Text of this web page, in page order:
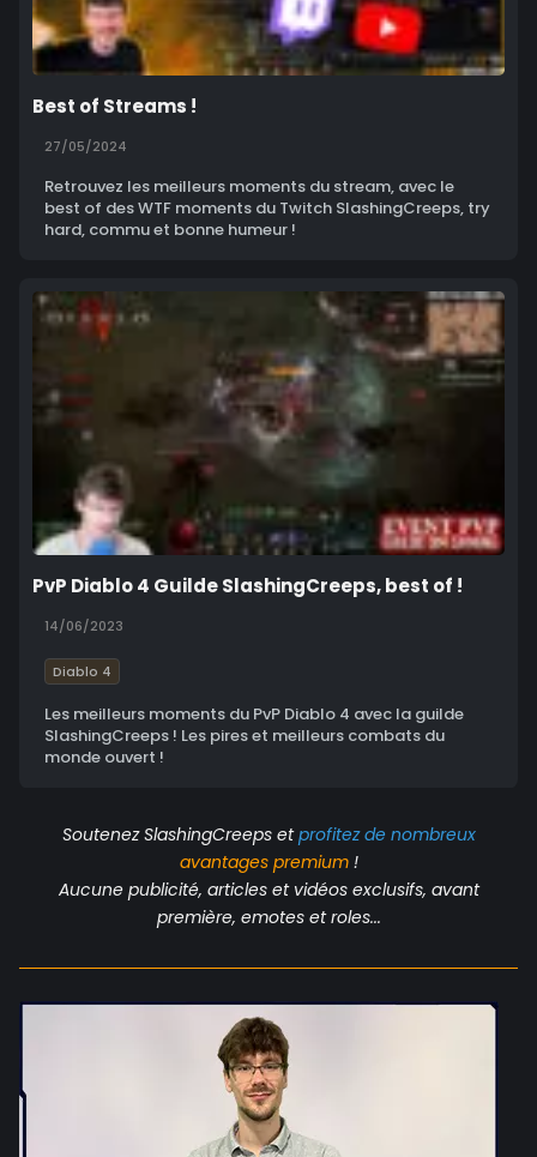
Best of Streams !
27/05/2024
Retrouvez les meilleurs moments du stream, avec le
best of des WTF moments du Twitch SlashingCreeps, try
hard, commu et bonne humeur !
PvP Diablo 4 Guilde SlashingCreeps, best of !
14/06/2023
Diablo 4
Les meilleurs moments du PvP Diablo 4 avec la guilde
SlashingCreeps ! Les pires et meilleurs combats du
monde ouvert !
Soutenez SlashingCreeps etprofitez de nombreux
avantagespremium!
Aucune publicité, articles et vidéos exclusifs, avant
première, emotes et roles...